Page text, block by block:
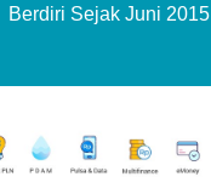
Berdiri Sejak Juni 2015